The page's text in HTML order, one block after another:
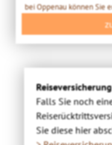
bei Oppenau können Sie
Falls Sie noch
Sie diese hier